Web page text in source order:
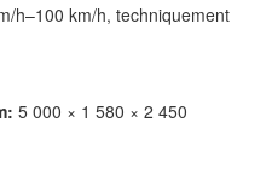
h–100 km/h, techniquement
5 000 × 1 580 × 2 450